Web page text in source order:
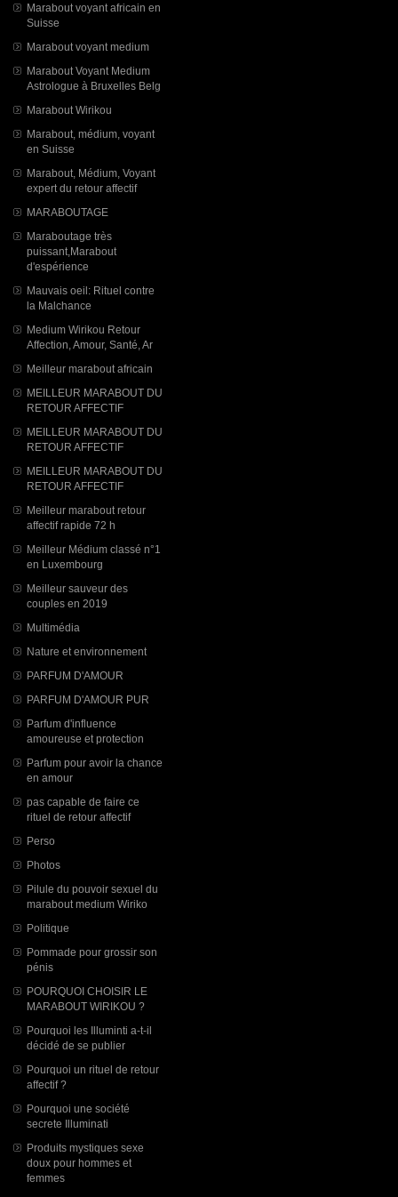
Marabout voyant africain en
Suisse
Marabout voyant medium
Marabout Voyant Medium
Astrologue à Bruxelles Belg
Marabout Wirikou
Marabout, médium, voyant
en Suisse
Marabout, Médium, Voyant
expert du retour affectif
MARABOUTAGE
Maraboutage très
puissant,Marabout
d'espérience
Mauvais oeil: Rituel contre
la Malchance
Medium Wirikou Retour
Affection, Amour, Santé, Ar
Meilleur marabout africain
MEILLEUR MARABOUT DU
RETOUR AFFECTIF
MEILLEUR MARABOUT DU
RETOUR AFFECTIF
MEILLEUR MARABOUT DU
RETOUR AFFECTIF
Meilleur marabout retour
affectif rapide 72 h
Meilleur Médium classé n°1
en Luxembourg
Meilleur sauveur des
couples en 2019
Multimédia
Nature et environnement
PARFUM D'AMOUR
PARFUM D'AMOUR PUR
Parfum d'influence
amoureuse et protection
Parfum pour avoir la chance
en amour
pas capable de faire ce
rituel de retour affectif
Perso
Photos
Pilule du pouvoir sexuel du
marabout medium Wiriko
Politique
Pommade pour grossir son
pénis
POURQUOI CHOISIR LE
MARABOUT WIRIKOU ?
Pourquoi les Illuminti a-t-il
décidé de se publier
Pourquoi un rituel de retour
affectif ?
Pourquoi une société
secrete Illuminati
Produits mystiques sexe
doux pour hommes et
femmes